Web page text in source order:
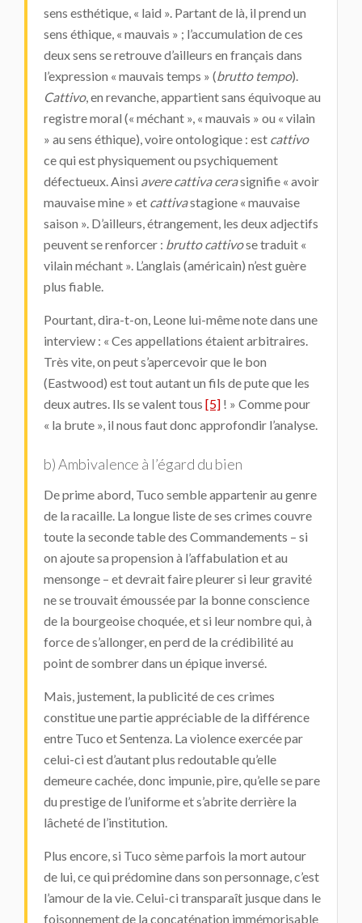
sens esthétique, « laid ». Partant de là, il prend un
sens éthique, « mauvais » ; l’accumulation de ces
deux sens se retrouve d’ailleurs en français dans
l’expression « mauvais temps » (brutto tempo).
Cattivo, en revanche, appartient sans équivoque au
registre moral (« méchant », « mauvais » ou « vilain
» au sens éthique), voire ontologique : est cattivo
ce qui est physiquement ou psychiquement
défectueux. Ainsi avere cattiva cerasignifie « avoir
mauvaise mine » et cattivastagione « mauvaise
saison ». D’ailleurs, étrangement, les deux adjectifs
peuvent se renforcer : brutto cattivose traduit «
vilain méchant ». L’anglais (américain) n’est guère
plus fiable.
Pourtant, dira-t-on, Leone lui-même note dans une
interview : « Ces appellations étaient arbitraires.
Très vite, on peut s’apercevoir que le bon
(Eastwood) est tout autant un fils de pute que les
deux autres. Ils se valent tous [5] ! » Comme pour
« la brute », il nous faut donc approfondir l’analyse.
b) Ambivalence à l’égard du bien
De prime abord, Tuco semble appartenir au genre
de la racaille. La longue liste de ses crimes couvre
toute la seconde table des Commandements – si
on ajoute sa propension à l’affabulation et au
mensonge – et devrait faire pleurer si leur gravité
ne se trouvait émoussée par la bonne conscience
de la bourgeoise choquée, et si leur nombre qui, à
force de s’allonger, en perd de la crédibilité au
point de sombrer dans un épique inversé.
Mais, justement, la publicité de ces crimes
constitue une partie appréciable de la différence
entre Tuco et Sentenza. La violence exercée par
celui-ci est d’autant plus redoutable qu’elle
demeure cachée, donc impunie, pire, qu’elle se pare
du prestige de l’uniforme et s’abrite derrière la
lâcheté de l’institution.
Plus encore, si Tuco sème parfois la mort autour
de lui, ce qui prédomine dans son personnage, c’est
l’amour de la vie. Celui-ci transparaît jusque dans le
foisonnement de la concaténation immémorisable